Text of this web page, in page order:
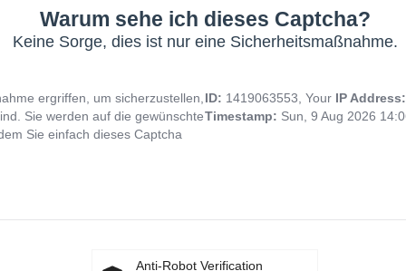
Warum sehe ich dieses Captcha?
Keine Sorge, dies ist nur eine Sicherheitsmaßnahme.
ergriffen, um sicherzustellen,
Sie werden auf die gewünschte
Sie einfach dieses Captcha
ID: 1419063553, Your IP
Timestamp: Sun, 9 Aug 2026
Anti-Robot Verification